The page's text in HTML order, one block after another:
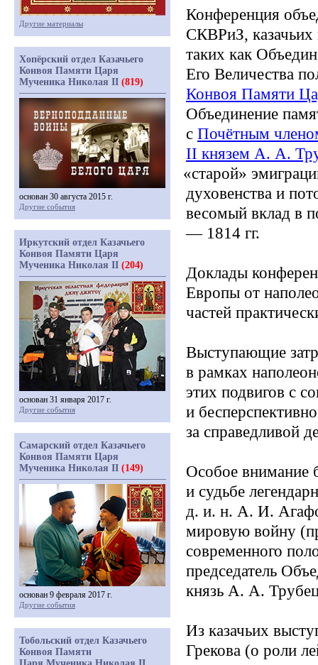
Конференция
СКВРиЗ,
таких как
Его Величества
Конвоя Памяти
Объединение
с Почётным
II князем А. А.
«старой»
духовенства и
весомый вклад в
— 1814 гг.
Доклады
Европы от
частей
Выступающие
в рамках
этих подвигов с
и
за справедливой
Особое внимание
и судьбе
д. и. н. А. И.
мировую войну
современного
председатель
князь А. А.
Из казачьих
Грекова (о роли
Другие материалы
Хопёрский отдел Казачьего
Конвоя Памяти Царя
Мученика Николая II (819)
основан 30 августа 2015 г.
Другие события
Иркутский отдел Казачьего
Конвоя Памяти Царя
Мученика Николая II (204)
основан 31 января 2017 г.
Другие события
Самарский отдел Казачьего
Конвоя Памяти Царя
Мученика Николая II (149)
основан 9 февраля 2017 г.
Другие события
Тобольский отдел Казачьего
Конвоя Памяти